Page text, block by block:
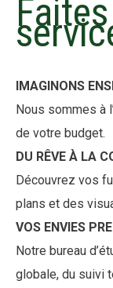
IMAGINONS
Nous sommes à
de votre budget.
DU RÊVE À LA
Découvrez vos
plans et des
VOS ENVIES
Notre bureau
globale, du suivi